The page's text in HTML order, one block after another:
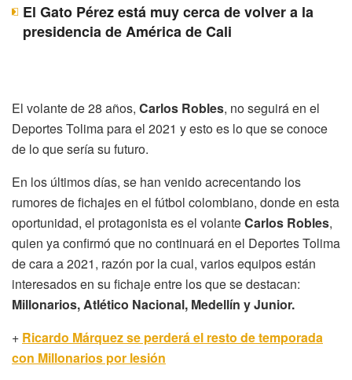
El Gato Pérez está muy cerca de volver a la
presidencia de América de Cali
El volante de 28 años, Carlos Robles, no seguirá en el
Deportes Tolima para el 2021 y esto es lo que se conoce
de lo que sería su futuro.
En los últimos días, se han venido acrecentando los
rumores de fichajes en el fútbol colombiano, donde en esta
oportunidad, el protagonista es el volanteCarlos Robles,
quien ya confirmó que no continuará en el Deportes Tolima
de cara a 2021, razón por la cual, varios equipos están
interesados en su fichaje entre los que se destacan:
Millonarios, Atlético Nacional, Medellín y Junior.
+ Ricardo Márquez se perderá el resto de temporada
con Millonarios por lesión